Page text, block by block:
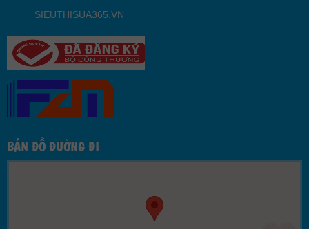
SIEUTHISUA365.VN
BẢN ĐỒ ĐƯỜNG ĐI